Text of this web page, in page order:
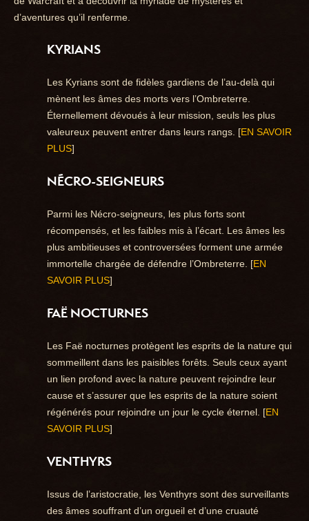
d’aventures qu’il renferme.
KYRIANS
Les Kyrians sont de fidèles gardiens de l’au-delà qui
mènent les âmes des morts vers l’Ombreterre.
Éternellement dévoués à leur mission, seuls les plus
valeureux peuvent entrer dans leurs rangs. [EN SAVOIR
PLUS]
NÉCRO-SEIGNEURS
Parmi les Nécro-seigneurs, les plus forts sont
récompensés, et les faibles mis à l’écart. Les âmes les
plus ambitieuses et controversées forment une armée
immortelle chargée de défendre l’Ombreterre. [EN
SAVOIR PLUS]
FAË NOCTURNES
Les Faë nocturnes protègent les esprits de la nature qui
sommeillent dans les paisibles forêts. Seuls ceux ayant
un lien profond avec la nature peuvent rejoindre leur
cause et s’assurer que les esprits de la nature soient
régénérés pour rejoindre un jour le cycle éternel. [EN
SAVOIR PLUS]
VENTHYRS
Issus de l’aristocratie, les Venthyrs sont des surveillants
des âmes souffrant d’un orgueil et d’une cruauté